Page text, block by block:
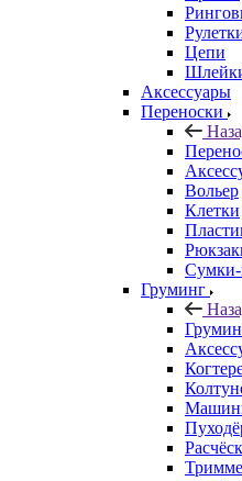
Цепи
Аксессуары
Переноски
Вольер
Клетки
Сумки-
Груминг